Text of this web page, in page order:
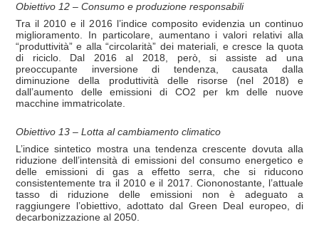
Obiettivo 12 – Consumo e produzione responsabili
Tra il 2010 e il 2016 l’indice composito evidenzia un continuo
miglioramento. In particolare, aumentano i valori relativi alla
“produttività” e alla “circolarità” dei materiali, e cresce la quota
di riciclo. Dal 2016 al 2018, però, si assiste ad una
preoccupante inversione di tendenza, causata dalla
diminuzione della produttività delle risorse (nel 2018) e
dall’aumento delle emissioni di CO2 per km delle nuove
macchine immatricolate.
Obiettivo 13 – Lotta al cambiamento climatico
L’indice sintetico mostra una tendenza crescente dovuta alla
riduzione dell’intensità di emissioni del consumo energetico e
delle emissioni di gas a effetto serra, che si riducono
consistentemente tra il 2010 e il 2017. Ciononostante, l’attuale
tasso di riduzione delle emissioni non è adeguato a
raggiungere l’obiettivo, adottato dal Green Deal europeo, di
decarbonizzazione al 2050.